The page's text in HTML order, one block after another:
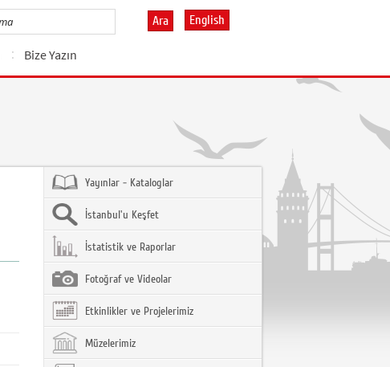
Ara English
Bize Yazın
Yayınlar - Kataloglar
İstanbul'u Keşfet
İstatistik ve Raporlar
Fotoğraf ve Videolar
Etkinlikler ve Projelerimiz
Müzelerimiz